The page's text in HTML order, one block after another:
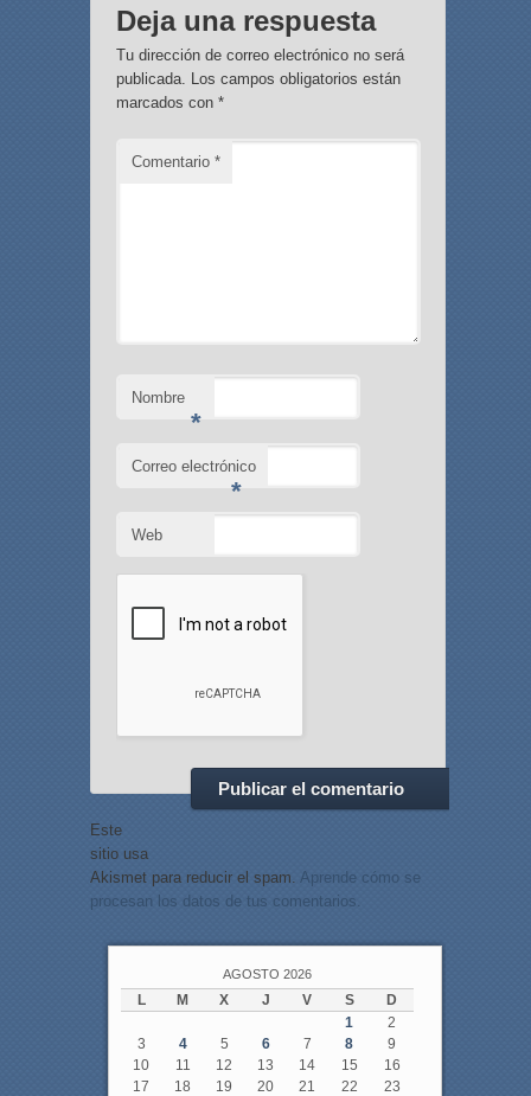
Deja una respuesta
Tu dirección de correo electrónico no será
publicada. Los campos obligatorios están
marcados con *
Comentario *
Nombre
*
Correo electrónico
*
Web
Este
sitio usa
Akismet para reducir el spam. Aprende cómo se
procesan los datos de tus comentarios.
AGOSTO 2026
L M X J V S
D
1
2
3
4 5 6 7 8
9
10
11 12 13 14 15
16
17
18 19 20 21 22
23